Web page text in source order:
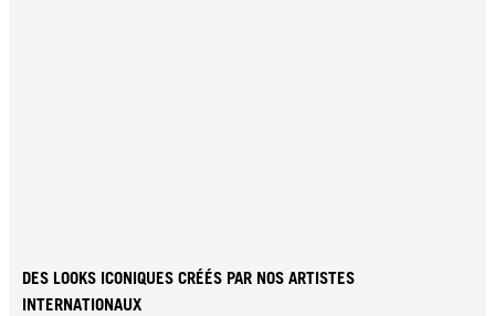
DES LOOKS ICONIQUES CRÉÉS PAR NOS ARTISTES
INTERNATIONAUX